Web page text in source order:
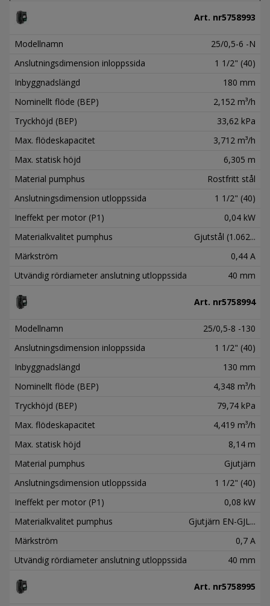
Art. nr5758993
Modellnamn
25/0,5-6 -N
Anslutningsdimension inloppssida
1 1/2" (40)
Inbyggnadslängd
180 mm
Nominellt flöde (BEP)
2,152 m³/h
Tryckhöjd (BEP)
33,62 kPa
Max. flödeskapacitet
3,712 m³/h
Max. statisk höjd
6,305 m
Material pumphus
Rostfritt stål
Anslutningsdimension utloppssida
1 1/2" (40)
Ineffekt per motor (P1)
0,04 kW
Materialkvalitet pumphus
Gjutstål (1.062...
Märkström
0,44 A
Utvändig rördiameter anslutning utloppssida
40 mm
Art. nr5758994
Modellnamn
25/0,5-8 -130
Anslutningsdimension inloppssida
1 1/2" (40)
Inbyggnadslängd
130 mm
Nominellt flöde (BEP)
4,348 m³/h
Tryckhöjd (BEP)
79,74 kPa
Max. flödeskapacitet
4,419 m³/h
Max. statisk höjd
8,14 m
Material pumphus
Gjutjärn
Anslutningsdimension utloppssida
1 1/2" (40)
Ineffekt per motor (P1)
0,08 kW
Materialkvalitet pumphus
Gjutjärn EN-GJL...
Märkström
0,7 A
Utvändig rördiameter anslutning utloppssida
40 mm
Art. nr5758995